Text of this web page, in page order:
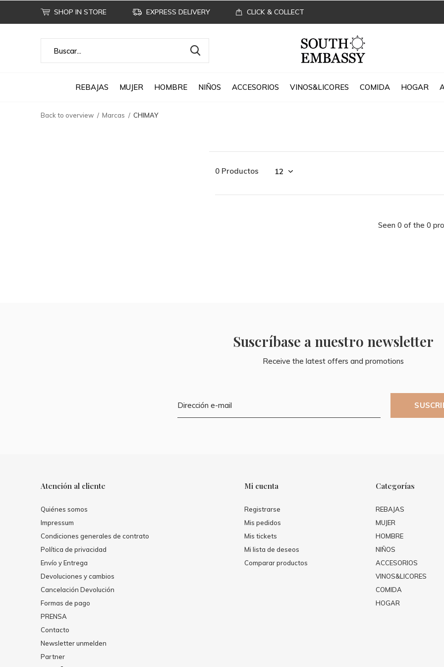
REBAJAS MUJER HOMBRE NIÑOS ACCESORIOS VINOS&LICORES COMIDA HOGAR
SHOP IN STORE EXPRESS DELIVERY CLICK & COLLECT
Back to overview Marcas CHIMAY
0 Productos
Seen 0 of the 0
Suscríbase a nuestro newsletter
Receive the latest offers and promotions
Atención al cliente
Quiénes somos
Impressum
Condiciones generales de contrato
Política de privacidad
Envío y Entrega
Devoluciones y cambios
Cancelación Devolución
Formas de pago
PRENSA
Contacto
Newsletter unmelden
Partner
Mi cuenta
Registrarse
Mis pedidos
Mis tickets
Mi lista de deseos
Comparar productos
Categorías
REBAJAS
MUJER
HOMBRE
NIÑOS
ACCESORIOS
VINOS&LICORES
COMIDA
HOGAR